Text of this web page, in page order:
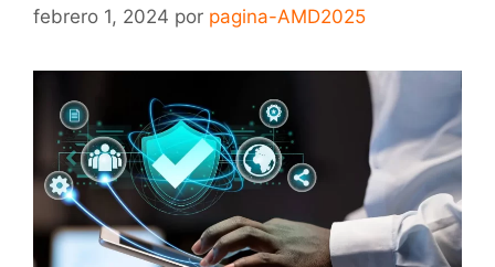
febrero 1, 2024 por pagina-AMD2025